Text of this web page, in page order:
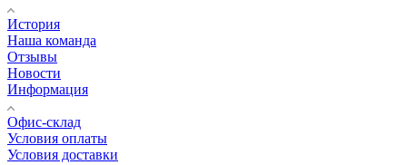
История
Наша команда
Отзывы
Новости
Информация
Офис-склад
Условия оплаты
Условия доставки